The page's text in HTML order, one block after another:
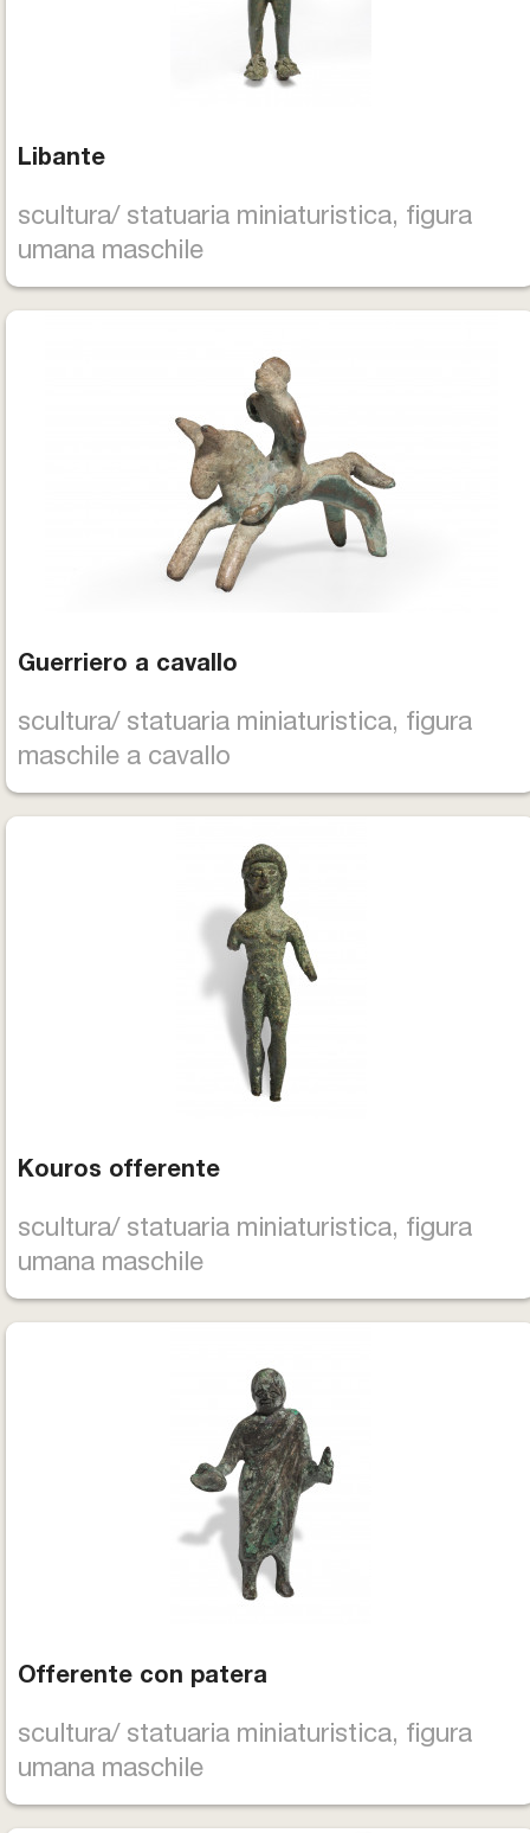
Libante
scultura/ statuaria miniaturistica, figura
umana maschile
Guerriero a cavallo
scultura/ statuaria miniaturistica, figura
maschile a cavallo
Kouros offerente
scultura/ statuaria miniaturistica, figura
umana maschile
Offerente con patera
scultura/ statuaria miniaturistica, figura
umana maschile